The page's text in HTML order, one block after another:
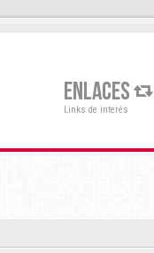
ENLACES
Links de interés